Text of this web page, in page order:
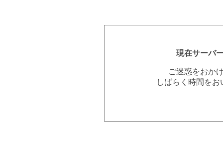
現在サーバ
ご迷惑をおか
しばらく時間を